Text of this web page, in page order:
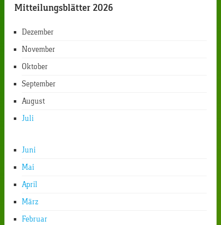
Mitteilungsblätter 2026
Dezember
November
Oktober
September
August
Juli
Juni
Mai
April
März
Februar